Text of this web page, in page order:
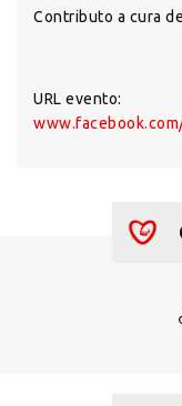
Contributo a cura
URL evento: